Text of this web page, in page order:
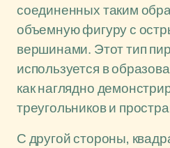
соединенных таким
объемную фигуру с
вершинами. Этот тип
используется в
как наглядно
треугольников и
С другой стороны,